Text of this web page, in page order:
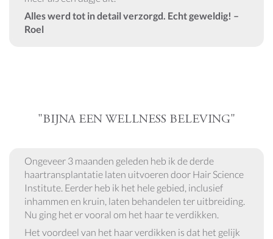
Alles werd tot in detail verzorgd. Echt geweldig! –
Roel
"BIJNA EEN WELLNESS BELEVING"
Ongeveer 3 maanden geleden heb ik de derde
haartransplantatie laten uitvoeren door Hair Science
Institute. Eerder heb ik het hele gebied, inclusief
inhammen en kruin, laten behandelen ter uitbreiding.
Nu ging het er vooral om het haar te verdikken.
Het voordeel van het haar verdikken is dat het gelijk